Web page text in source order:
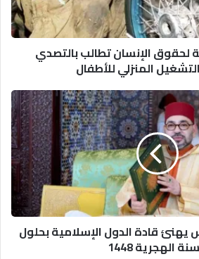
لحقوق الإنسان تطالب بالتصدي
المنزلي للأطفال
قادة الدول الإسلامية بحلول
الهجرية 1448